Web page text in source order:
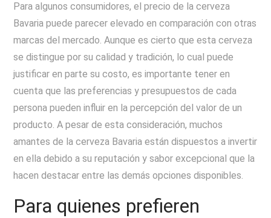
Para algunos consumidores, el precio de la cerveza
Bavaria puede parecer elevado en comparación con otras
marcas del mercado. Aunque es cierto que esta cerveza
se distingue por su calidad y tradición, lo cual puede
justificar en parte su costo, es importante tener en
cuenta que las preferencias y presupuestos de cada
persona pueden influir en la percepción del valor de un
producto. A pesar de esta consideración, muchos
amantes de la cerveza Bavaria están dispuestos a invertir
en ella debido a su reputación y sabor excepcional que la
hacen destacar entre las demás opciones disponibles.
Para quienes prefieren